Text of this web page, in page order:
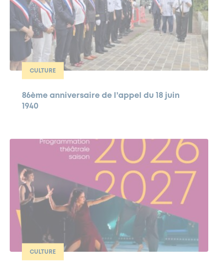
CULTURE
86ème anniversaire de l’appel du 18 juin
1940
CULTURE